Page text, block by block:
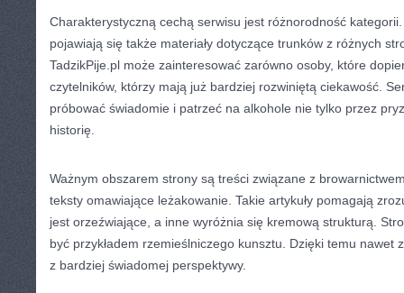
Charakterystyczną cechą serwisu jest różnorodność
pojawiają się także materiały dotyczące trunków z różnych
TadzikPije.pl może zainteresować zarówno osoby, które
czytelników, którzy mają już bardziej rozwiniętą ciekawość.
próbować świadomie i patrzeć na alkohole nie tylko przez
historię.
Ważnym obszarem strony są treści związane z
teksty omawiające leżakowanie. Takie artykuły pomagają
jest orzeźwiające, a inne wyróżnia się kremową strukturą.
być przykładem rzemieślniczego kunsztu. Dzięki temu nawet
z bardziej świadomej perspektywy.